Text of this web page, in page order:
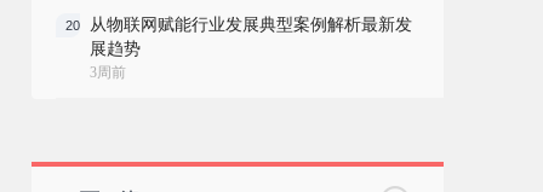
20
从物联网赋能行业发展典型案例解析最新发
展趋势
3周前